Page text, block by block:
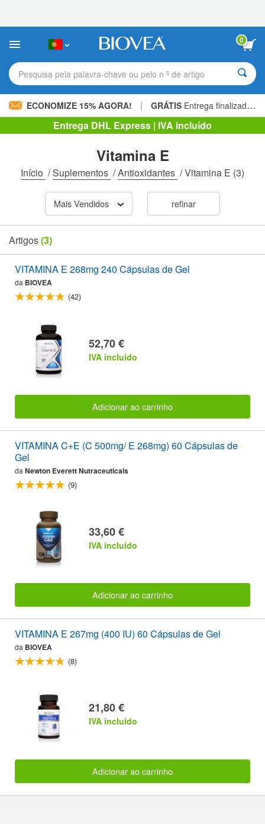
site
um
de
acessibilidade.
0
Pesquisa pela palavra-chave ou pelo n º de artigo
ECONOMIZE 15% AGORA! | GRÁTIS Entrega finalizada 60,00 € »
Entrega DHL Express | IVA incluído
Vitamina E
Início /Suplementos /Antioxidantes /Vitamina E (3)
Mais Vendidos refinar
Artigos(3)
VITAMINA E 268mg 240 Cápsulas de Gel
da BIOVEA
(42)
52,70 €
IVA incluido
Adicionar ao carrinho
VITAMINA C+E (C 500mg/ E 268mg) 60 Cápsulas de
Gel
da Newton Everett Nutraceuticals
(9)
33,60 €
IVA incluido
Adicionar ao carrinho
VITAMINA E 267mg (400 IU) 60 Cápsulas de Gel
da BIOVEA
(8)
21,80 €
IVA incluido
Adicionar ao carrinho